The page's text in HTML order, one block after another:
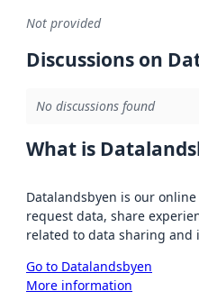
Not provided
Discussions on
No discussions found
What is
Datalandsbyen is our
request data, share
related to data sharing
Go to Datalandsbyen
More information